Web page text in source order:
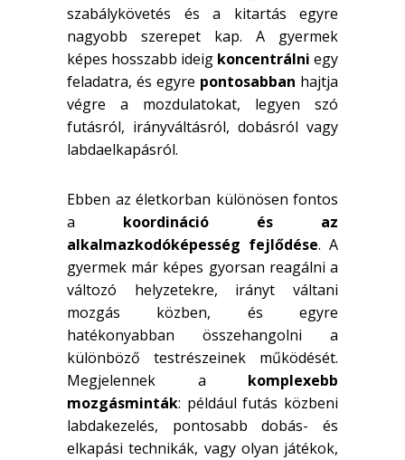
szabálykövetés és a kitartás egyre
nagyobb szerepet kap. A gyermek
képes hosszabb ideig koncentrálni egy
feladatra, és egyre pontosabban hajtja
végre a mozdulatokat, legyen szó
futásról, irányváltásról, dobásról vagy
labdaelkapásról.
Ebben az életkorban különösen fontos
a koordináció és az
alkalmazkodóképesség fejlődése. A
gyermek már képes gyorsan reagálni a
változó helyzetekre, irányt váltani
mozgás közben, és egyre
hatékonyabban összehangolni a
különböző testrészeinek működését.
Megjelennek a komplexebb
mozgásminták: például futás közbeni
labdakezelés, pontosabb dobás- és
elkapási technikák, vagy olyan játékok,